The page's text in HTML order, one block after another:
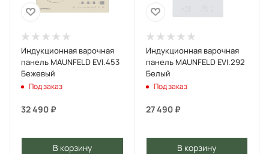
Индукционная варочная
панель MAUNFELD EVI.453
Бежевый
Под заказ
32 490 ₽
В корзину
Индукционная варочная
панель MAUNFELD EVI.292
Белый
Под заказ
27 490₽
В корзину